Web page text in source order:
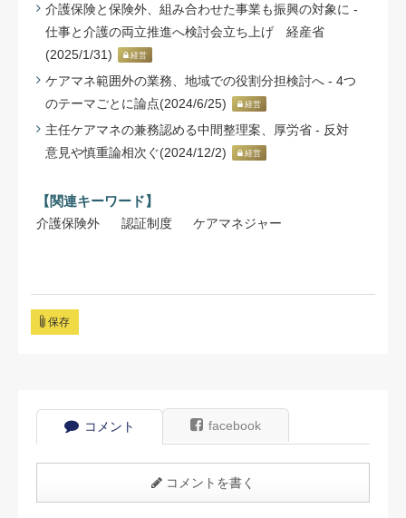
介護保険と保険外、組み合わせた事業も振興の対象に -
仕事と介護の両立推進へ検討会立ち上げ 経産省
(2025/1/31)
経営
ケアマネ範囲外の業務、地域での役割分担検討へ - 4つ
のテーマごとに論点(2024/6/25)
経営
主任ケアマネの兼務認める中間整理案、厚労省 - 反対
意見や慎重論相次ぐ(2024/12/2)
経営
【関連キーワード】
介護保険外 認証制度 ケアマネジャー
保存
コメント facebook
コメントを書く